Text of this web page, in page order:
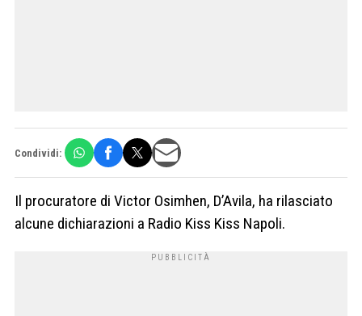
Condividi:
Il procuratore di Victor Osimhen, D’Avila, ha rilasciato
alcune dichiarazioni a Radio Kiss Kiss Napoli.